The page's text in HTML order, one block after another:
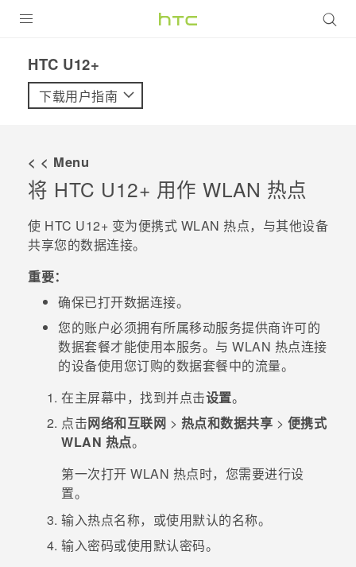
VIVE
支持帮助
在线客服
HTC U12+‎
下载用户指南
< < Menu
将 HTC U12+ 用作 WLAN 热点
使 HTC U12+ 变为便携式 WLAN 热点，与其他设备
共享您的数据连接。
重要：
确保已打开数据连接。
您的账户必须拥有所属移动服务提供商许可的
数据套餐才能使用本服务。与 WLAN 热点连接
的设备使用您订购的数据套餐中的流量。
在主屏幕中，找到并点击设置。
点击网络和互联网 > 热点和数据共享 > 便携式
WLAN 热点。
第一次打开 WLAN 热点时，您需要进行设
置。
输入热点名称，或使用默认的名称。
输入密码或使用默认密码。